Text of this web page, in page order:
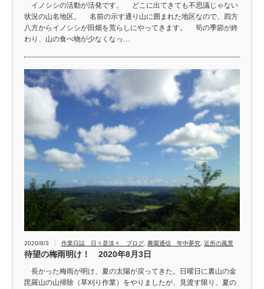
イノシシの活動が活発です。 どこに出てきても不思議じゃない
状況の山名地区。 名前の示す通り山に囲まれた地区なので、四方
八方からイノシシが田畑を荒らしにやってきます。 筍の季節が終
わり、山の食べ物が少なくなっ…
2020/8/3 作業日誌 日々是淡々 ブログ 農園通信 年中夢究 近所の風景
待望の梅雨明け！ 2020年8月3日
長かった梅雨が明け、夏の太陽が戻ってきた。日曜日に裏山の金
毘羅山の山掃除（草刈り作業）をやりましたが、見渡す限り、夏の